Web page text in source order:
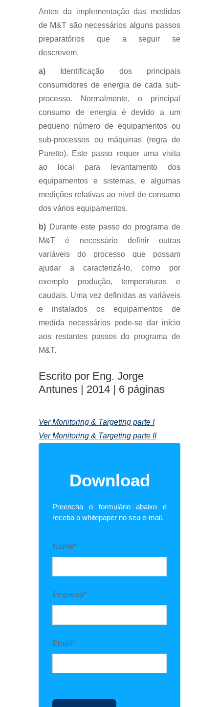
Antes da implementação das medidas
de M&T são necessários alguns passos
preparatórios que a seguir se
descrevem.
a)
Identificação dos principais
consumidores de energia de cada sub-
processo. Normalmente, o principal
consumo de energia é devido a um
pequeno número de equipamentos ou
sub-processos ou máquinas (regra de
Paretto). Este passo requer uma visita
ao local para levantamento dos
equipamentos e sistemas, e algumas
medições relativas ao nível de consumo
dos vários equipamentos.
b) Durante este passo do programa de
M&T é necessário definir outras
variáveis do processo que possam
ajudar a caracterizá-lo, como por
exemplo produção, temperaturas e
caudais. Uma vez definidas as variáveis
e instalados os equipamentos de
medida necessários pode-se dar início
aos restantes passos do programa de
M&T.
Escrito por Eng. Jorge
Antunes | 2014 | 6 páginas
Ver Monitoring & Targeting parte I
Ver Monitoring & Targeting parte II
Download
Preencha o formulário abaixo e
receba o whitepaper no seu e-mail.
Nome*
Empresa*
Email*